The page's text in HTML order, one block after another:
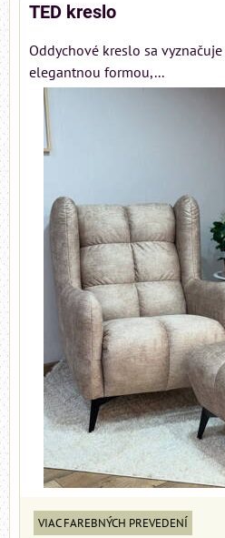
TED kreslo
Oddychové kreslo sa
elegantnou formou,...
VIAC FAREBNÝCH PREVEDENÍ